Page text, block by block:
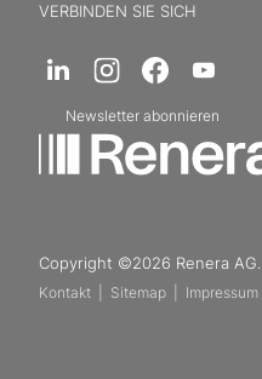
VERBINDEN SIE SICH
Newsletter abonnieren
Copyright ©2026 Renera
Kontakt Sitemap Impressum